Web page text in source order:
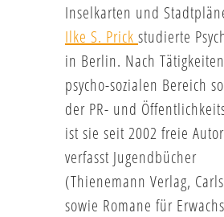
Inselkarten und
Ilke S. Prick studierte
in Berlin. Nach
psycho-sozialen Bereich
der PR- und
ist sie seit 2002 freie
verfasst Jugendbücher
(Thienemann Verlag,
sowie Romane für